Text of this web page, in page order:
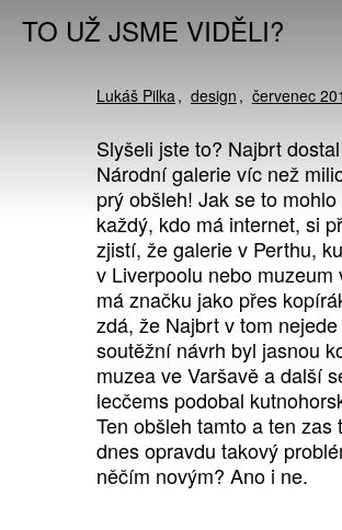
TO UŽ JSME VIDĚLI?
Lukáš Pilka design červenec
Slyšeli jste to? Najbrt
Národní galerie víc než
prý obšleh! Jak se to
každý, kdo má internet, si
zjistí, že galerie v Perthu,
v Liverpoolu nebo
má značku jako přes
zdá, že Najbrt v tom
soutěžní návrh byl jasnou
muzea ve Varšavě a další
lecčems podobal
Ten obšleh tamto a ten zas
dnes opravdu takový
něčím novým? Ano i ne.